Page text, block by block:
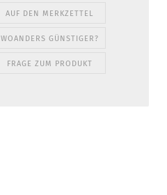
AUF DEN MERKZETTEL
WOANDERS GÜNSTIGER?
FRAGE ZUM PRODUKT